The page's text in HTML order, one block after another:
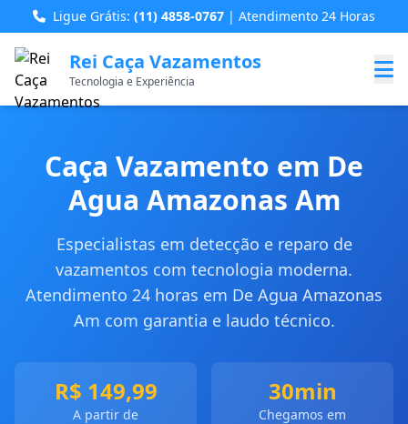
Ligue Grátis: (11) 4858-0767 | Atendimento 24 Horas
Rei Caça Vazamentos
Tecnologia e Experiência
Caça Vazamento em De
Agua Amazonas Am
Especialistas em detecção e reparo de
vazamentos com tecnologia moderna.
Atendimento 24 horas em De Agua Amazonas
Am com garantia e laudo técnico.
R$ 149,99
A partir de
30min
Chegamos em